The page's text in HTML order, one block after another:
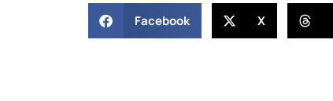
Facebook X